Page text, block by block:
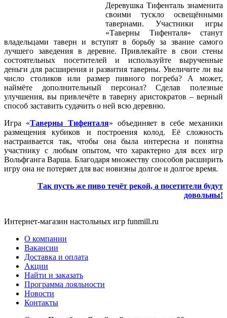
Деревушка Тифенталь знаменита
своими тускло освещёнными
тавернами. Участники игры
«Таверны Тифенталя» станут
владельцами таверн и вступят в борьбу за звание самого
лучшего заведения в деревне. Привлекайте в свои стены
состоятельных посетителей и используйте вырученные
деньги для расширения и развития таверны. Увеличите ли вы
число столиков или размер пивного погреба? А может,
наймёте дополнительный персонал? Сделав полезные
улучшения, вы привлечёте в таверну аристократов – верный
способ заставить судачить о ней всю деревню.
Игра «Таверны Тифенталя» объединяет в себе механики
размещения кубиков и построения колод. Её сложность
настраивается так, чтобы она была интересна и понятна
участнику с любым опытом, что характерно для всех игр
Вольфганга Варша. Благодаря множеству способов расширить
игру она не потеряет для вас новизны долгое и долгое время.
Так пусть же пиво течёт рекой, а посетители будут
довольны!
Интернет-магазин настольных игр funmill.ru
О компании
Вакансии
Доставка и оплата
Акции
Найти и заказать
Программа лояльности
Новости
Контакты